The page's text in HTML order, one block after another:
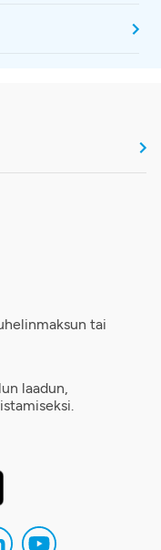
tai
laadun,